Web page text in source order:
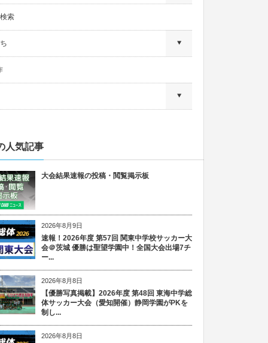
索
人気記事
大会結果速報の投稿・閲覧掲示板
2026年8月9日
速報！2026年度 第57回 関東中学校サッカー大
会＠茨城 優勝は聖望学園中！全国大会出場7チ
ー...
2026年8月8日
【優勝写真掲載】2026年度 第48回 東海中学総
体サッカー大会（愛知開催）静岡学園がPKを
制し...
2026年8月8日